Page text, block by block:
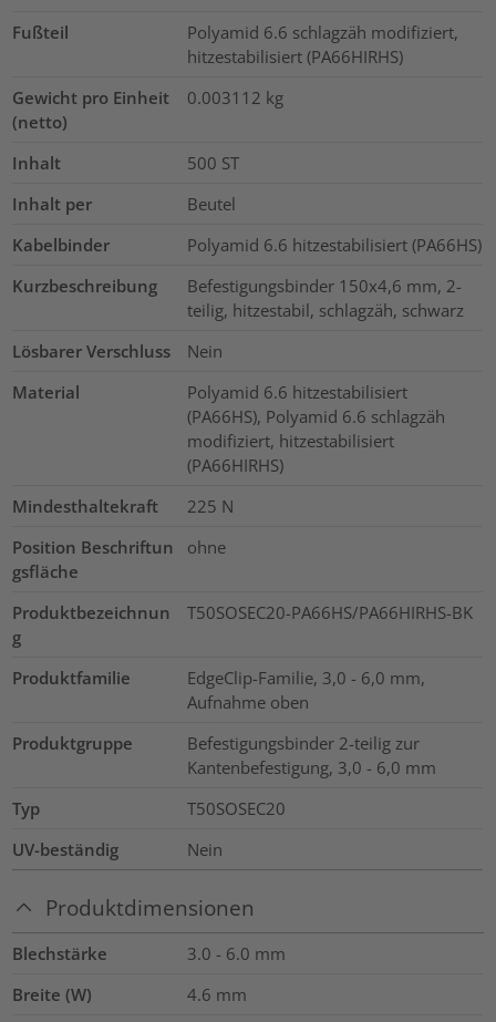
Fußteil
Polyamid 6.6 schlagzäh modifiziert,
hitzestabilisiert (PA66HIRHS)
Gewicht pro Einheit
(netto)
0.003112 kg
Inhalt 500 ST
Inhalt per
Beutel
Kabelbinder
Polyamid 6.6 hitzestabilisiert (PA66HS)
Kurzbeschreibung
Befestigungsbinder 150x4,6 mm, 2-
teilig, hitzestabil, schlagzäh, schwarz
Lösbarer Verschluss
Nein
Material
Polyamid 6.6 hitzestabilisiert
(PA66HS), Polyamid 6.6 schlagzäh
modifiziert, hitzestabilisiert
(PA66HIRHS)
Mindesthaltekraft
225 N
Position Beschriftun
gsfläche
ohne
Produktbezeichnun
g
T50SOSEC20-PA66HS/PA66HIRHS-BK
Produktfamilie
EdgeClip-Familie, 3,0 - 6,0 mm,
Aufnahme oben
Produktgruppe
Befestigungsbinder 2-teilig zur
Kantenbefestigung, 3,0 - 6,0 mm
Typ
T50SOSEC20
UV-beständig
Nein
Produktdimensionen
Blechstärke 3.0 - 6.0 mm
Breite (W)
4.6 mm